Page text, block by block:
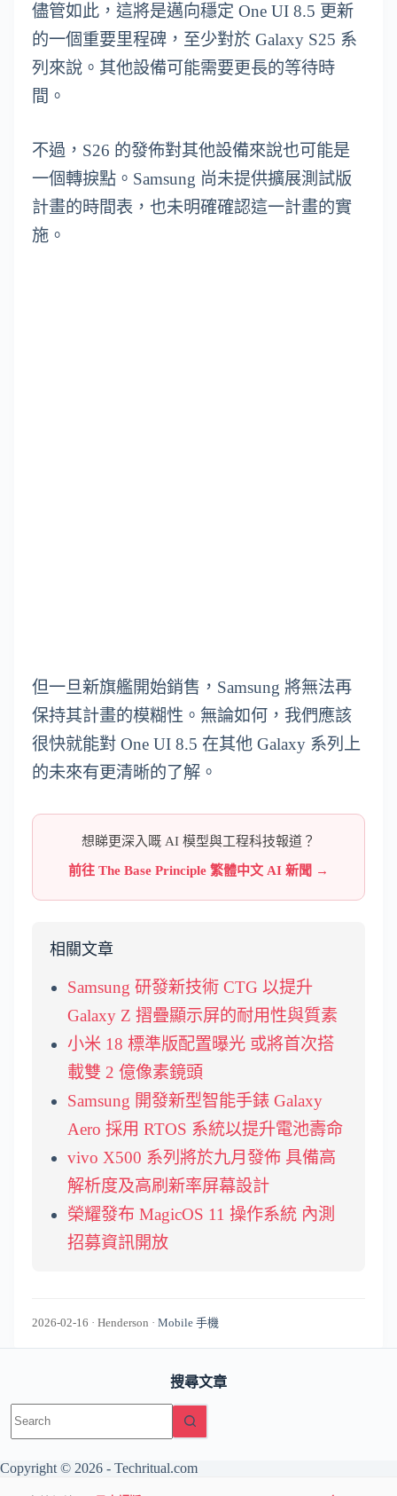
儘管如此，這將是邁向穩定 One UI 8.5 更新
的一個重要里程碑，至少對於 Galaxy S25 系
列來說。其他設備可能需要更長的等待時
間。
不過，S26 的發佈對其他設備來說也可能是
一個轉捩點。Samsung 尚未提供擴展測試版
計畫的時間表，也未明確確認這一計畫的實
施。
但一旦新旗艦開始銷售，Samsung 將無法再
保持其計畫的模糊性。無論如何，我們應該
很快就能對 One UI 8.5 在其他 Galaxy 系列上
的未來有更清晰的了解。
想睇更深入嘅 AI 模型與工程科技報道？
前往 The Base Principle 繁體中文 AI 新聞 →
相關文章
Samsung 研發新技術 CTG 以提升
Galaxy Z 摺疊顯示屏的耐用性與質素
小米 18 標準版配置曝光 或將首次搭
載雙 2 億像素鏡頭
Samsung 開發新型智能手錶 Galaxy
Aero 採用 RTOS 系統以提升電池壽命
vivo X500 系列將於九月發佈 具備高
解析度及高刷新率屏幕設計
榮耀發布 MagicOS 11 操作系統 內測
招募資訊開放
2026-02-16 · Henderson · Mobile 手機
搜尋文章
results
Copyright © 2026 - Techritual.com